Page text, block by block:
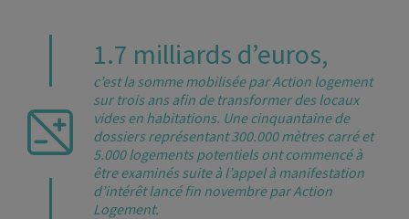
1.7 milliards d’euros,
c’est la somme mobilisée par Action logement
sur trois ans afin de transformer des locaux
vides en habitations. Une cinquantaine de
dossiers représentant 300.000 mètres carré et
5.000 logements potentiels ont commencé à
être examinés suite à l’appel à manifestation
d’intérêt lancé fin novembre par Action
Logement.